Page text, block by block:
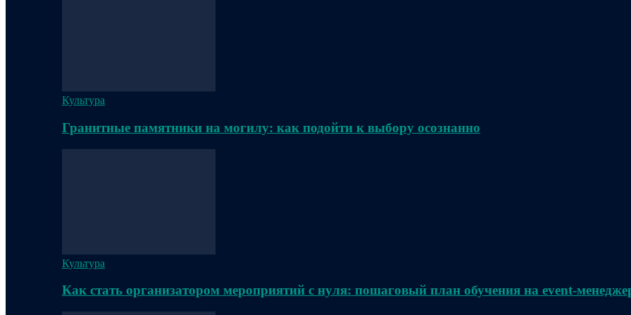
Культура
Гранитные памятники на могилу: как подойти к выбору осознанно
Культура
Как стать организатором мероприятий с нуля: пошаговый план обучения на event-